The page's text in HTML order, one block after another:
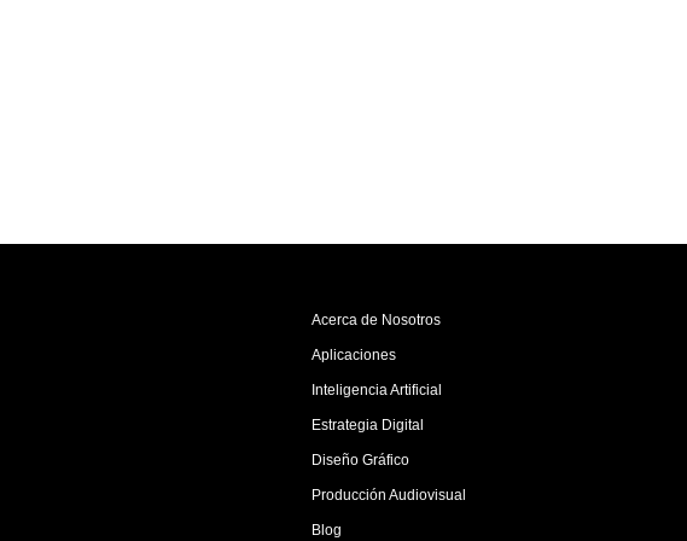
Acerca de Nosotros
Aplicaciones
Inteligencia Artificial
Estrategia Digital
Diseño Gráfico
Producción Audiovisual
Blog